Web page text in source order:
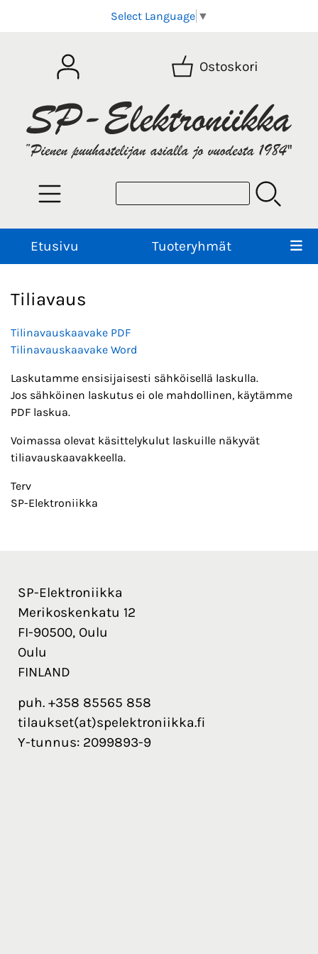
Select Language ▼
Ostoskori
Etusivu Tuoteryhmät
Tiliavaus
Tilinavauskaavake PDF
Tilinavauskaavake Word
Laskutamme ensisijaisesti sähköisellä laskulla.
Jos sähköinen laskutus ei ole mahdollinen, käytämme
PDF laskua.
Voimassa olevat käsittelykulut laskuille näkyvät
tiliavauskaavakkeella.
Terv
SP-Elektroniikka
SP-Elektroniikka
Merikoskenkatu 12
FI-90500, Oulu
Oulu
FINLAND
puh. +358 85565 858
tilaukset(at)spelektroniikka.fi
Y-tunnus: 2099893-9